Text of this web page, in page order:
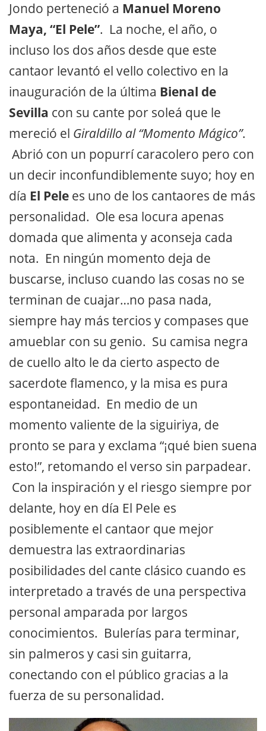
Jondo perteneció a Manuel Moreno
Maya, “El Pele”. La noche, el año, o
incluso los dos años desde que este
cantaor levantó el vello colectivo en la
inauguración de la última Bienal de
Sevilla con su cante por soleá que le
mereció el Giraldillo al “Momento Mágico”.
Abrió con un popurrí caracolero pero con
un decir inconfundiblemente suyo; hoy en
día El Pele es uno de los cantaores de más
personalidad. Ole esa locura apenas
domada que alimenta y aconseja cada
nota. En ningún momento deja de
buscarse, incluso cuando las cosas no se
terminan de cuajar…no pasa nada,
siempre hay más tercios y compases que
amueblar con su genio. Su camisa negra
de cuello alto le da cierto aspecto de
sacerdote flamenco, y la misa es pura
espontaneidad. En medio de un
momento valiente de la siguiriya, de
pronto se para y exclama “¡qué bien suena
esto!”, retomando el verso sin parpadear.
Con la inspiración y el riesgo siempre por
delante, hoy en día El Pele es
posiblemente el cantaor que mejor
demuestra las extraordinarias
posibilidades del cante clásico cuando es
interpretado a través de una perspectiva
personal amparada por largos
conocimientos. Bulerías para terminar,
sin palmeros y casi sin guitarra,
conectando con el público gracias a la
fuerza de su personalidad.